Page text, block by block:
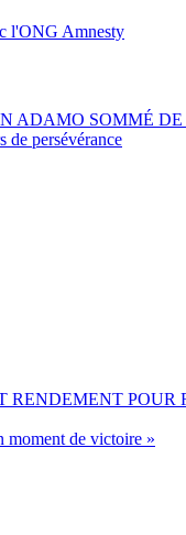
SOMMÉ
de persévérance
POUR
moment de victoire »